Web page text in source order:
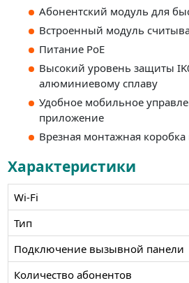
Абонентский модуль для
Встроенный модуль
Питание PoE
Высокий уровень защиты
алюминиевому сплаву
Удобное мобильное
приложение
Врезная монтажная коробка
Характеристики
Wi-Fi
Тип
Подключение вызывной панели
Количество абонентов